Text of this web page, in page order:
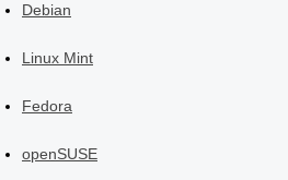
Debian
Linux Mint
Fedora
openSUSE